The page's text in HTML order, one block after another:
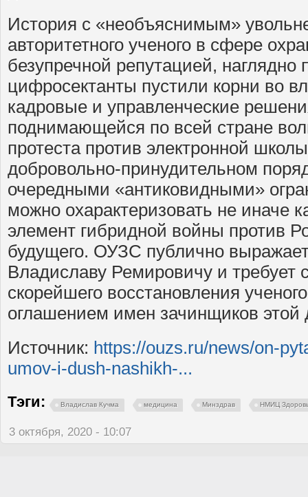
История с «необъяснимым»
авторитетного ученого в сфере
безупречной репутацией, наглядно
цифросектанты пустили корни во
кадровые и управленческие
поднимающейся по всей стране
протеста против электронной
добровольно-принудительном
очередными «антиковидными»
можно охарактеризовать не иначе
элемент гибридной войны против
будущего. ОУЗС публично
Владиславу Ремировичу и требует
скорейшего восстановления
оглашением имен зачинщиков этой
Источник: https://ouzs.ru/news/on-
umov-i-dush-nashikh-...
Тэги: Владислав Кучма медицина Минздрав НМИЦ
3 октября, 2020 - 10:07